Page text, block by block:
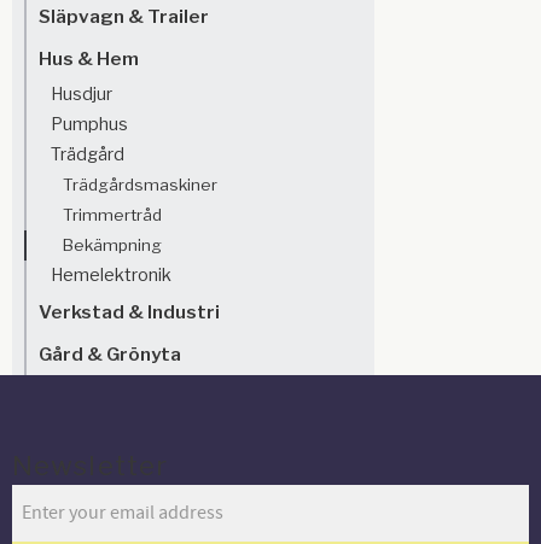
Släpvagn & Trailer
Hus & Hem
Husdjur
Pumphus
Trädgård
Trädgårdsmaskiner
Trimmertråd
Bekämpning
Hemelektronik
Verkstad & Industri
Gård & Grönyta